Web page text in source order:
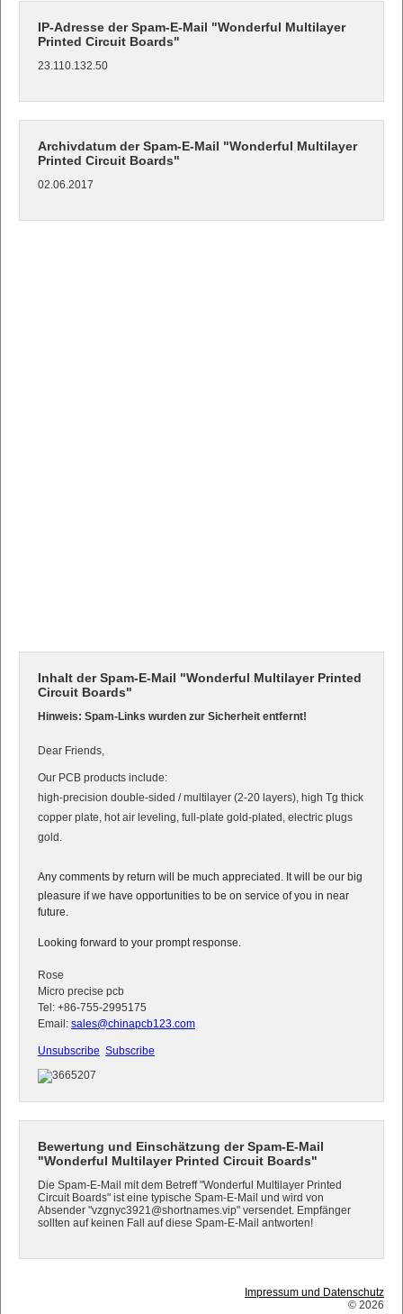
IP-Adresse der Spam-E-Mail "Wonderful Multilayer
Printed Circuit Boards"
23.110.132.50
Archivdatum der Spam-E-Mail "Wonderful Multilayer
Printed Circuit Boards"
02.06.2017
Inhalt der Spam-E-Mail "Wonderful Multilayer Printed
Circuit Boards"
Hinweis: Spam-Links wurden zur Sicherheit entfernt!
Dear Friends,
Our PCB products include:
high-precision double-sided / multilayer (2-20 layers), high Tg thick
copper plate, hot air leveling, full-plate gold-plated, electric plugs
gold.
Any comments by return will be much appreciated. It will be our big
pleasure if we have opportunities to be on service of you in near
future.
Looking forward to your prompt response.
Rose
Micro precise pcb
Tel: +86-755-2995175
Email: sales@chinapcb123.com
Unsubscribe Subscribe
Bewertung und Einschätzung der Spam-E-Mail
"Wonderful Multilayer Printed Circuit Boards"
Die Spam-E-Mail mit dem Betreff "Wonderful Multilayer Printed
Circuit Boards" ist eine typische Spam-E-Mail und wird von
Absender "vzgnyc3921@shortnames.vip" versendet. Empfänger
sollten auf keinen Fall auf diese Spam-E-Mail antworten!
Impressum und Datenschutz
© 2026